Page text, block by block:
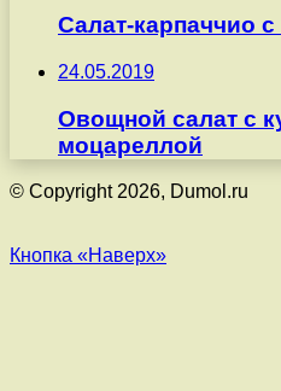
Салат-карпаччио
24.05.2019
Овощной салат с
моцареллой
© Copyright 2026, Dumol.ru
Кнопка «Наверх»